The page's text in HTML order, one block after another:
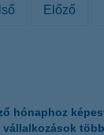
Előző
hónaphoz